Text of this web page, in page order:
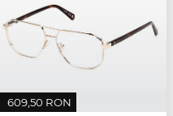
609,50 RON